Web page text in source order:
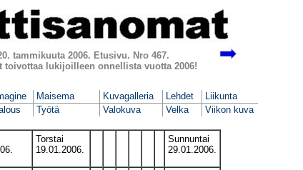
tammikuuta 2006. Etusivu. Nro 467.
toivottaa lukijoilleen onnellista vuotta 2006!
Maisema Kuvagalleria Lehdet
Liikunta
Työtä Valokuva Velka Viikon kuva
Torstai
19.01.2006.
Sunnuntai
29.01.2006.